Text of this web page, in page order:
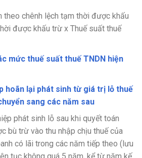
theo chênh lệch tạm thời được khấu
được khấu trừ x Thuế suất thuế
mức thuế suất thuế TNDN hiện
hoãn lại phát sinh từ giá trị lỗ thuế
sang các năm sau
phát sinh lỗ sau khi quyết toán
bù trừ vào thu nhập chịu thuế của
có lãi trong các năm tiếp theo (lưu